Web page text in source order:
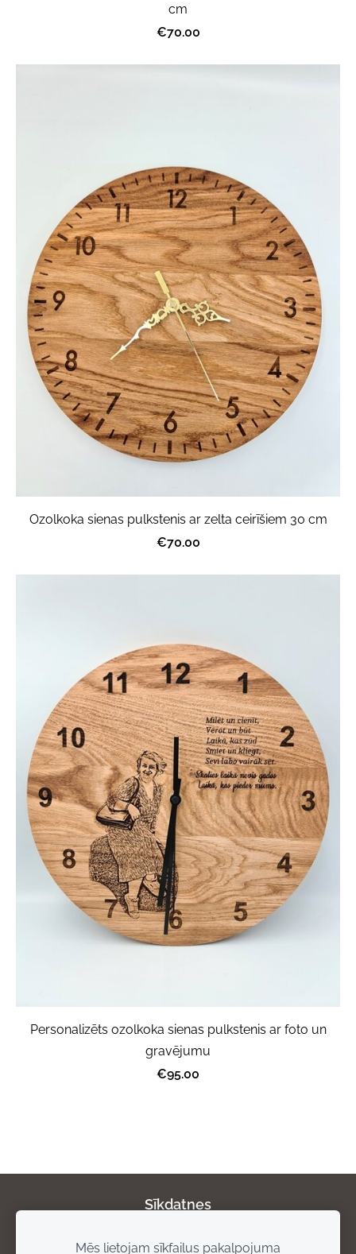
cm
€70.00
Ozolkoka sienas pulkstenis ar zelta ceirīšiem 30 cm
€70.00
Personalizēts ozolkoka sienas pulkstenis ar foto un
gravējumu
€95.00
Sīkdatnes
Mēs lietojam sīkfailus pakalpojuma